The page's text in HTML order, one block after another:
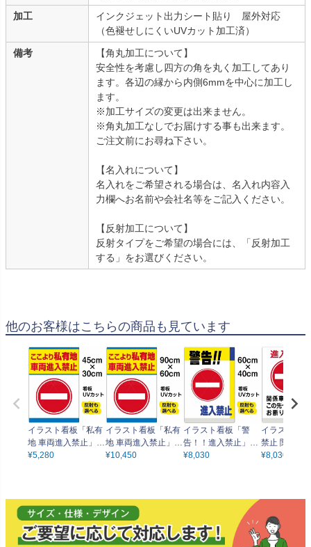
加工
インクジェット出力シート貼り 屋外対応
（色褪せしにくいUVカット加工済）
備考
【角丸加工について】
安全性を考慮し四方の角を丸く加工してあり
ます。各辺の縁から内側6mmを中心に加工し
ます。
※加工サイズの変更は出来ません。
※角丸加工なしでお届けする事も出来ます。
ご注文前にお尋ね下さい。
【名入れについて】
名入れをご希望される場合は、名入れ内容入
力欄へお名前や会社名等をご記入ください。
【反射加工について】
反射タイプをご希望の場合には、「反射加工
する」をお選びください。
他のお客様はこちらの商品も見ています
イラスト看板「私有
地 車両進入禁止」小
サイズ（45cm×30c
¥5,280
イラスト看板「私有
地 車両進入禁止」大
サイズ（90cm×60c
¥10,450
イラスト看板「警
告！！進入禁止」中
サイズ（60cm×40c
¥8,030
イラスト看
禁止 関係車
中サイズ（
¥8,030